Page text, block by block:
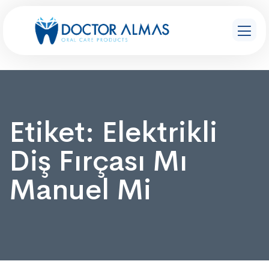
Etiket: Elektrikli
Diş Fırçası Mı
Manuel Mi